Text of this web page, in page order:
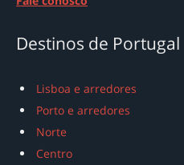
Destinos de Portugal
Lisboa e arredores
Porto e arredores
Norte
Centro